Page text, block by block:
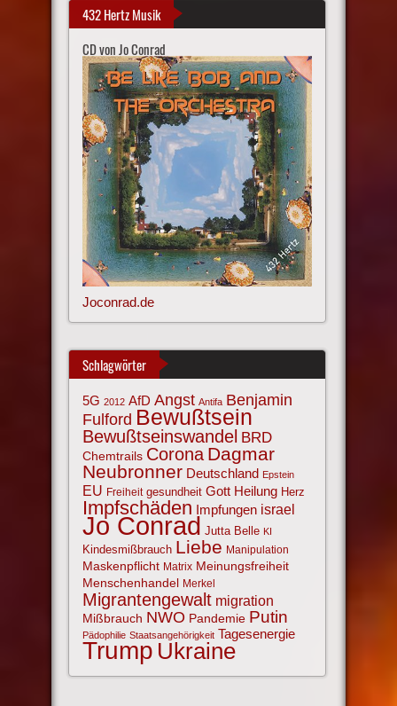
432 Hertz Musik
CD von Jo Conrad
Joconrad.de
Schlagwörter
5G 2012 AfD Angst Antifa Benjamin
Fulford Bewußtsein
Bewußtseinswandel BRD
Chemtrails Corona Dagmar
Neubronner Deutschland Epstein
EU Freiheit gesundheit Gott Heilung Herz
Impfschäden Impfungen israel
Jo Conrad Jutta Belle KI
Kindesmißbrauch Liebe Manipulation
Maskenpflicht Matrix Meinungsfreiheit
Menschenhandel Merkel
Migrantengewalt migration
Mißbrauch NWO Pandemie Putin
Pädophilie Staatsangehörigkeit Tagesenergie
Trump Ukraine